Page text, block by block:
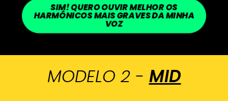
SIM! QUERO OUVIR MELHOR OS
HARMÔNICOS MAIS GRAVES DA MINHA
VOZ
MODELO 2 - MID